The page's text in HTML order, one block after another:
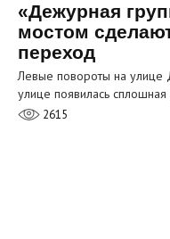
«Дежурная
мостом
переход
Левые повороты на улице
улице появилась
2615